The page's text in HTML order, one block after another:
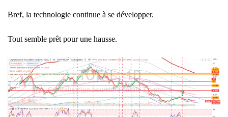
Bref, la technologie continue à se développer.
Tout semble prêt pour une hausse.